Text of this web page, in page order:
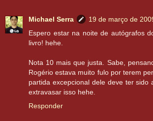
Michael Serra
19 de março de
Espero estar na noite de autógrafos
livro! hehe.
Nota 10 mais que justa. Sabe,
Rogério estava muito fulo por terem
partida excepcional dele deve ter sido
extravasar isso hehe.
Responder